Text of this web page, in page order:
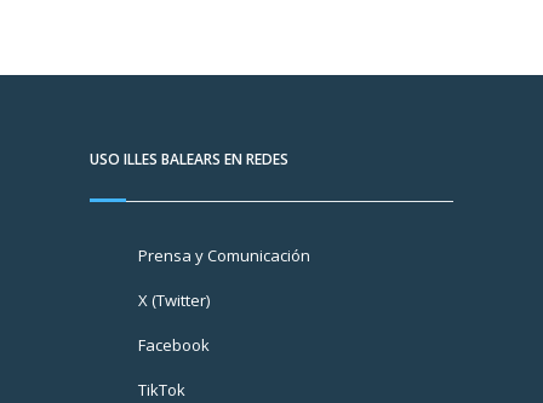
USO ILLES BALEARS EN REDES
Prensa y Comunicación
X (Twitter)
Facebook
TikTok